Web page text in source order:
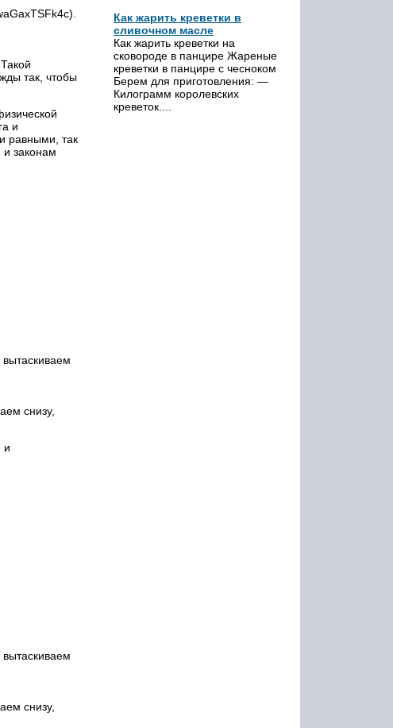
так, чтобы
и
равными, так
и законам
снизу,
и
снизу,
Как жарить креветки в
сливочном масле
Как жарить креветки на
сковороде в панцире Жареные
креветки в панцире с чесноком
Берем для приготовления: —
Килограмм королевских
креветок....